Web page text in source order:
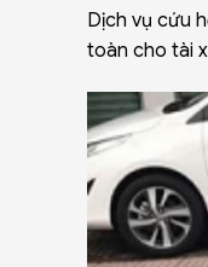
Dịch vụ cứu
toàn cho tài